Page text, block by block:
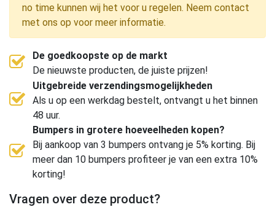
no time kunnen wij het voor u regelen. Neem contact
met ons op voor meer informatie.
De goedkoopste op de markt
De nieuwste producten, de juiste prijzen!
Uitgebreide verzendingsmogelijkheden
Als u op een werkdag bestelt, ontvangt u het binnen
48 uur.
Bumpers in grotere hoeveelheden kopen?
Bij aankoop van 3 bumpers ontvang je 5% korting. Bij
meer dan 10 bumpers profiteer je van een extra 10%
korting!
Vragen over deze product?